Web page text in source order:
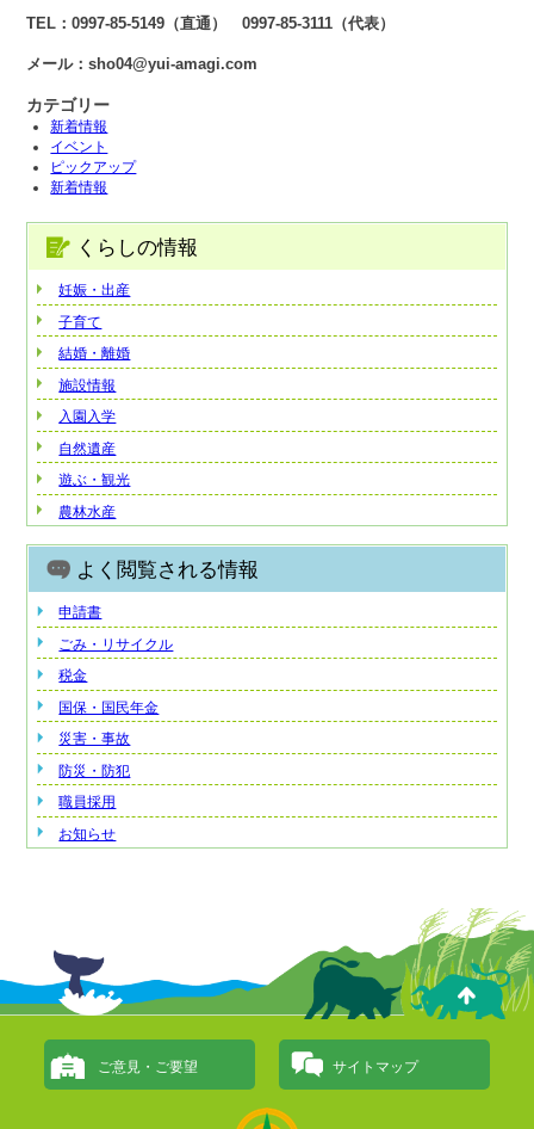
TEL：0997-85-5149（直通） 0997-85-3111（代表）
メール：sho04@yui-amagi.com
カテゴリー
新着情報
イベント
ピックアップ
新着情報
くらしの情報
妊娠・出産
子育て
結婚・離婚
施設情報
入園入学
自然遺産
遊ぶ・観光
農林水産
よく閲覧される情報
申請書
ごみ・リサイクル
税金
国保・国民年金
災害・事故
防災・防犯
職員採用
お知らせ
ご意見・ご要望 サイトマップ